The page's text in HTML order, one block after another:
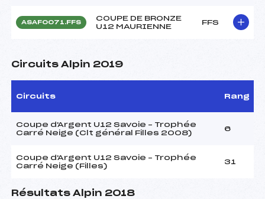
ASAF0071.FFS
COUPE DE BRONZE
U12 MAURIENNE
FFS
Circuits Alpin 2019
Circuits Rang
Coupe d'Argent U12 Savoie – Trophée
Carré Neige (Clt général Filles 2008)
6
Coupe d'Argent U12 Savoie – Trophée
Carré Neige (Filles)
31
Résultats Alpin 2018